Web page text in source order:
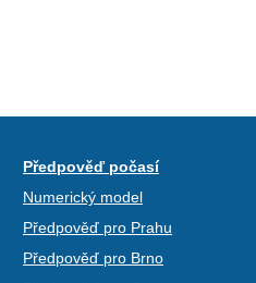
Předpověď počasí
Numerický model
Předpověď pro Prahu
Předpověď pro Brno